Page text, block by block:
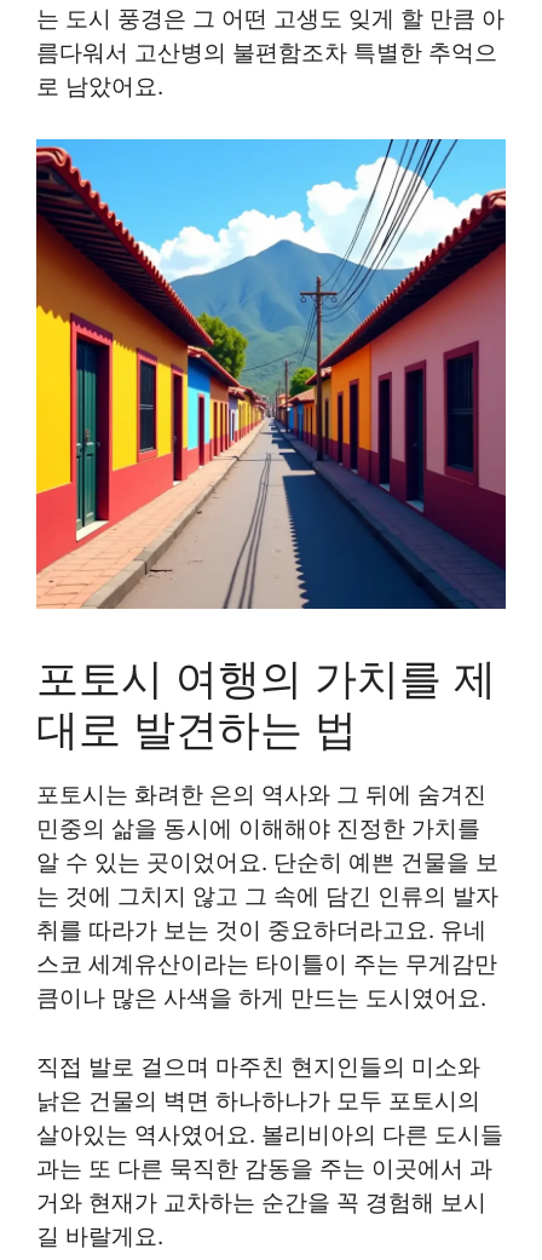
는 도시 풍경은 그 어떤 고생도 잊게 할 만큼 아
름다워서 고산병의 불편함조차 특별한 추억으
로 남았어요.
포토시 여행의 가치를 제
대로 발견하는 법
포토시는 화려한 은의 역사와 그 뒤에 숨겨진
민중의 삶을 동시에 이해해야 진정한 가치를
알 수 있는 곳이었어요. 단순히 예쁜 건물을 보
는 것에 그치지 않고 그 속에 담긴 인류의 발자
취를 따라가 보는 것이 중요하더라고요. 유네
스코 세계유산이라는 타이틀이 주는 무게감만
큼이나 많은 사색을 하게 만드는 도시였어요.
직접 발로 걸으며 마주친 현지인들의 미소와
낡은 건물의 벽면 하나하나가 모두 포토시의
살아있는 역사였어요. 볼리비아의 다른 도시들
과는 또 다른 묵직한 감동을 주는 이곳에서 과
거와 현재가 교차하는 순간을 꼭 경험해 보시
길 바랄게요.